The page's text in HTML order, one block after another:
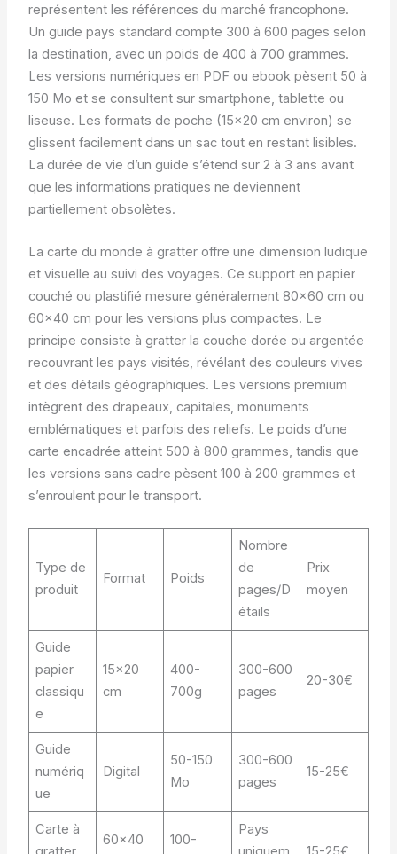
représentent les références du marché francophone.
Un guide pays standard compte 300 à 600 pages selon
la destination, avec un poids de 400 à 700 grammes.
Les versions numériques en PDF ou ebook pèsent 50 à
150 Mo et se consultent sur smartphone, tablette ou
liseuse. Les formats de poche (15×20 cm environ) se
glissent facilement dans un sac tout en restant lisibles.
La durée de vie d’un guide s’étend sur 2 à 3 ans avant
que les informations pratiques ne deviennent
partiellement obsolètes.
La carte du monde à gratter offre une dimension ludique
et visuelle au suivi des voyages. Ce support en papier
couché ou plastifié mesure généralement 80×60 cm ou
60×40 cm pour les versions plus compactes. Le
principe consiste à gratter la couche dorée ou argentée
recouvrant les pays visités, révélant des couleurs vives
et des détails géographiques. Les versions premium
intègrent des drapeaux, capitales, monuments
emblématiques et parfois des reliefs. Le poids d’une
carte encadrée atteint 500 à 800 grammes, tandis que
les versions sans cadre pèsent 100 à 200 grammes et
s’enroulent pour le transport.
Type de
produit
Format Poids
Nombre
de
pages/D
étails
Prix
moyen
Guide
papier
classiqu
e
15×20
cm
400-
700g
300-600
pages
20-30€
Guide
numériq
ue
Digital
50-150
Mo
300-600
pages
15-25€
Carte à
60×40
100-
Pays